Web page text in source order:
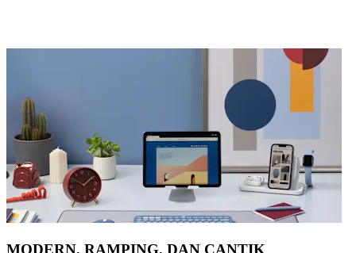
MODERN, RAMPING, DAN CANTIK